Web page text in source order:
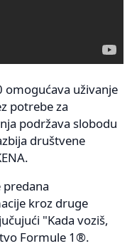
uživanje
potrebe za
podržava slobodu
društvene
predana
kroz druge
"Kada voziš,
Formule 1®.